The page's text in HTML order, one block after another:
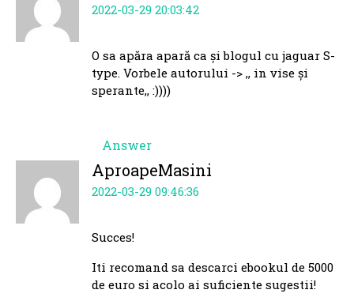
2022-03-29 20:03:42
O sa apăra apară ca și blogul cu jaguar S-
type. Vorbele autorului -> ,, in vise și
sperante,, :))))
Answer
AproapeMasini
2022-03-29 09:46:36
Iti recomand sa descarci ebookul de 5000
de euro si acolo ai suficiente sugestii!
Succes!